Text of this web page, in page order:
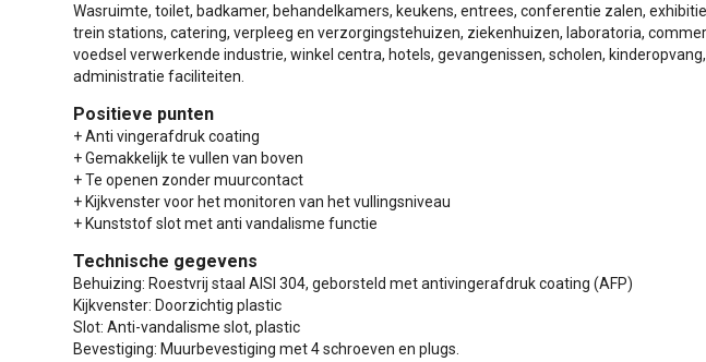
Wasruimte, toilet, badkamer, behandelkamers, keukens, entrees, conferentie zalen,
trein stations, catering, verpleeg en verzorgingstehuizen, ziekenhuizen, laboratoria,
voedsel verwerkende industrie, winkel centra, hotels, gevangenissen, scholen,
administratie faciliteiten.
Positieve punten
+ Anti vingerafdruk coating
+ Gemakkelijk te vullen van boven
+ Te openen zonder muurcontact
+ Kijkvenster voor het monitoren van het vullingsniveau
+ Kunststof slot met anti vandalisme functie
Technische gegevens
Behuizing: Roestvrij staal AISI 304, geborsteld met antivingerafdruk coating (AFP)
Kijkvenster: Doorzichtig plastic
Slot: Anti-vandalisme slot, plastic
Bevestiging: Muurbevestiging met 4 schroeven en plugs.